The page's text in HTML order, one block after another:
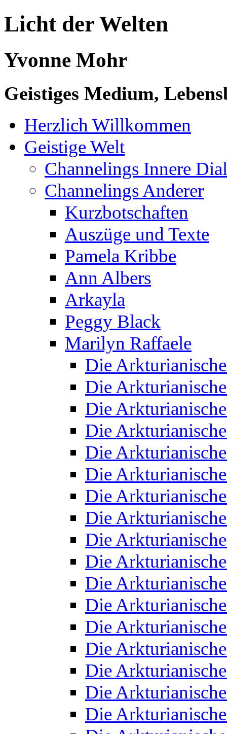
Licht der Welten
Yvonne Mohr
Geistiges Medium,
Herzlich Willkommen
Geistige Welt
Channelings Innere
Channelings Anderer
Kurzbotschaften
Auszüge und Texte
Pamela Kribbe
Ann Albers
Arkayla
Peggy Black
Marilyn Raffaele
Die
Die
Die
Die
Die
Die
Die
Die
Die
Die
Die
Die
Die
Die
Die
Die
Die